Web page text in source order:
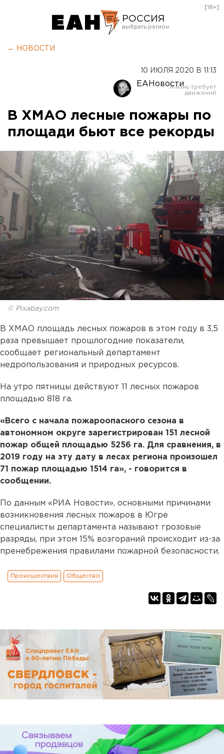
РОССИЯ
Оренбург
[18+]
← НОВОСТИ
10 ИЮЛЯ 2020 В 11:13
ЕАНовости
В ХМАО лесные пожары по
площади бьют все рекорды
© Pixabay.com
В ХМАО площадь лесных пожаров в этом году в 3,5
раза превышает прошлогодние показатели,
сообщает региональный департамент
недропользования и природных ресурсов.
На утро пятницы действуют 11 лесных пожаров
площадью 818 га.
«Всего с начала пожароопасного сезона в
автономном округе зарегистрирован 151 лесной
пожар общей площадью 5256 га. Для сравнения, в
2019 году на эту дату в лесах региона произошел
71 пожар площадью 1514 га», - говорится в
сообщении.
По данным «РИА Новости», основными причинами
возникновения лесных пожаров в Югре
специалисты департамента называют грозовые
разряды, при этом 15% возгораний происходит из-за
пренебрежения правилами пожарной безопасности.
Происшествия Общество